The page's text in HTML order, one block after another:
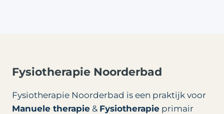
Fysiotherapie Noorderbad
Fysiotherapie Noorderbad is een praktijk voor
Manuele therapie & Fysiotherapie primair